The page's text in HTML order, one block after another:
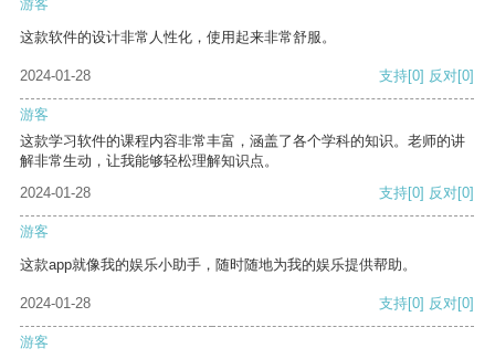
游客
这款软件的设计非常人性化，使用起来非常舒服。
2024-01-28 支持[0] 反对[0]
游客
这款学习软件的课程内容非常丰富，涵盖了各个学科的知识。老师的讲
解非常生动，让我能够轻松理解知识点。
2024-01-28
支持[0] 反对[0]
游客
这款app就像我的娱乐小助手，随时随地为我的娱乐提供帮助。
2024-01-28 支持[0] 反对[0]
游客